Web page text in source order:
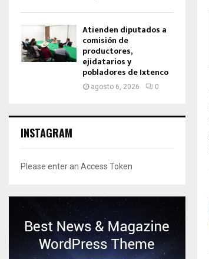
Atienden diputados a
comisión de
productores,
ejidatarios y
pobladores de Ixtenco
agosto 6, 2026 0
INSTAGRAM
Please enter an Access Token